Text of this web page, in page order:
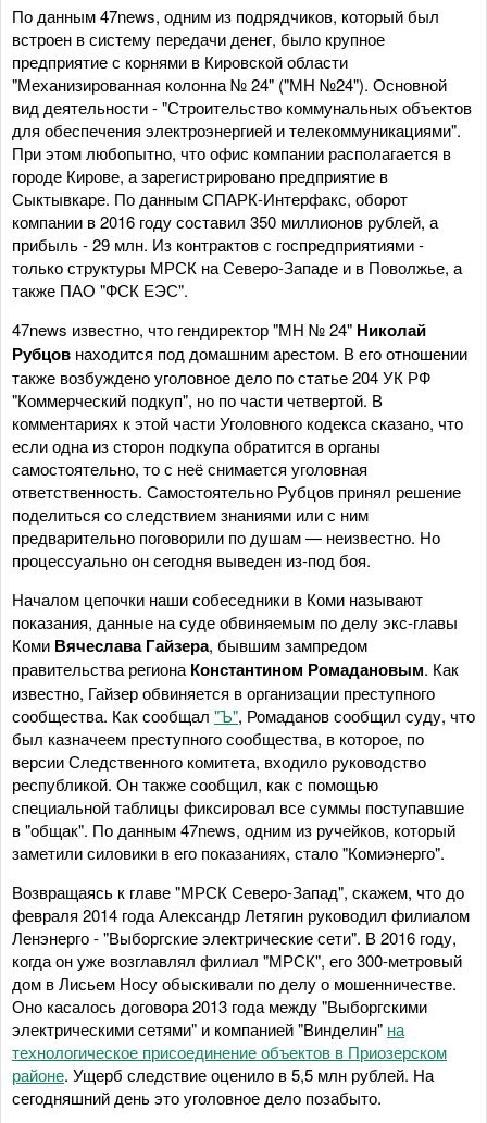
По данным 47news, одним из подрядчиков, который был
встроен в систему передачи денег, было крупное
предприятие с корнями в Кировской области
"Механизированная колонна № 24" ("МН №24"). Основной
вид деятельности - "Строительство коммунальных объектов
для обеспечения электроэнергией и телекоммуникациями".
При этом любопытно, что офис компании располагается в
городе Кирове, а зарегистрировано предприятие в
Сыктывкаре. По данным СПАРК-Интерфакс, оборот
компании в 2016 году составил 350 миллионов рублей, а
прибыль - 29 млн. Из контрактов с госпредприятиями -
только структуры МРСК на Северо-Западе и в Поволжье, а
также ПАО "ФСК ЕЭС".
47news известно, что гендиректор "МН № 24" Николай
Рубцов находится под домашним арестом. В его отношении
также возбуждено уголовное дело по статье 204 УК РФ
"Коммерческий подкуп", но по части четвертой. В
комментариях к этой части Уголовного кодекса сказано, что
если одна из сторон подкупа обратится в органы
самостоятельно, то с неё снимается уголовная
ответственность. Самостоятельно Рубцов принял решение
поделиться со следствием знаниями или с ним
предварительно поговорили по душам — неизвестно. Но
процессуально он сегодня выведен из-под боя.
Началом цепочки наши собеседники в Коми называют
показания, данные на суде обвиняемым по делу экс-главы
Коми Вячеслава Гайзера, бывшим зампредом
правительства региона Константином Ромадановым. Как
известно, Гайзер обвиняется в организации преступного
сообщества. Как сообщал "Ъ", Ромаданов сообщил суду, что
был казначеем преступного сообщества, в которое, по
версии Следственного комитета, входило руководство
республикой. Он также сообщил, как с помощью
специальной таблицы фиксировал все суммы поступавшие
в "общак". По данным 47news, одним из ручейков, который
заметили силовики в его показаниях, стало "Комиэнерго".
Возвращаясь к главе "МРСК Северо-Запад", скажем, что до
февраля 2014 года Александр Летягин руководил филиалом
Ленэнерго - "Выборгские электрические сети". В 2016 году,
когда он уже возглавлял филиал "МРСК", его 300-метровый
дом в Лисьем Носу обыскивали по делу о мошенничестве.
Оно касалось договора 2013 года между "Выборгскими
электрическими сетями" и компанией "Винделин" на
технологическое присоединение объектов в Приозерском
районе. Ущерб следствие оценило в 5,5 млн рублей. На
сегодняшний день это уголовное дело позабыто.